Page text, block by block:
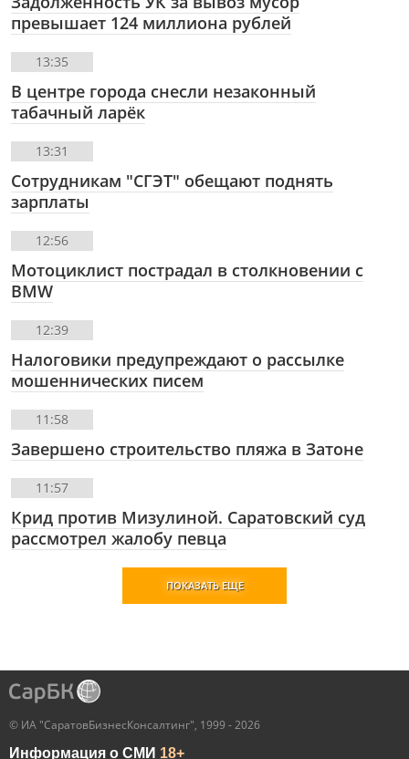
превышает 124 миллиона рублей
13:35
В центре города снесли незаконный
табачный ларёк
13:31
Сотрудникам "СГЭТ" обещают поднять
зарплаты
12:56
Мотоциклист пострадал в столкновении с
BMW
12:39
Налоговики предупреждают о рассылке
мошеннических писем
11:58
Завершено строительство пляжа в Затоне
11:57
Крид против Мизулиной. Саратовский суд
рассмотрел жалобу певца
ПОКАЗАТЬ ЕЩЕ
© ИА "СаратовБизнесКонсалтинг", 1999 - 2026
Информация о СМИ 18+